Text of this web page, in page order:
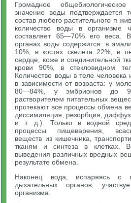
Громадное
значение воды подтверждается
состав любого растительного п
количество воды в организме
составляет 65—70% его веса.
органах воды содержится: в
10%, в костях скелета 22%, в
сердце, коже и соединительной
крови 90%, в стекловидном
Количество воды в теле человека
в зависимости от возраста: у
80—84%, у эмбрионов до
растворителем питательных
протекают все процессы обмена
диссимиляция, резорбция,
и т. д.). Только в водной
процессы пищеварения,
веществ из кишечника,
тканям и синтеза в клетках.
выведения различных вредных
результате обмена.
Наконец вода, испаряясь с
дыхательных органов,
организма.